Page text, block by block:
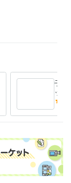
子育
ット
子の